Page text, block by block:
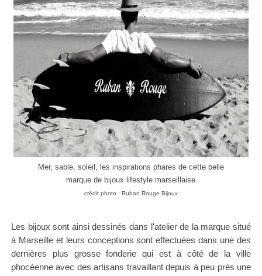
Mer, sable, soleil, les inspirations phares de cette belle
marque de bijoux lifestyle marseillaise
crédit photo : Ruban Rouge Bijoux
Les bijoux sont ainsi dessinés dans l'atelier de la marque situé
à Marseille et leurs conceptions sont effectuées dans une des
dernières plus grosse fonderie qui est à côté de la ville
phocéenne avec des artisans travaillant depuis à peu près une